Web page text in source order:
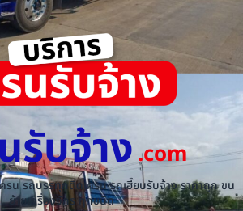
รับจ้าง.com
ครน รถบรรทุกติดเครน รถเฮี๊ยบรับจ้าง ราคาถูก ขน
ย้ายเครื่องจักร ทุกชนิด